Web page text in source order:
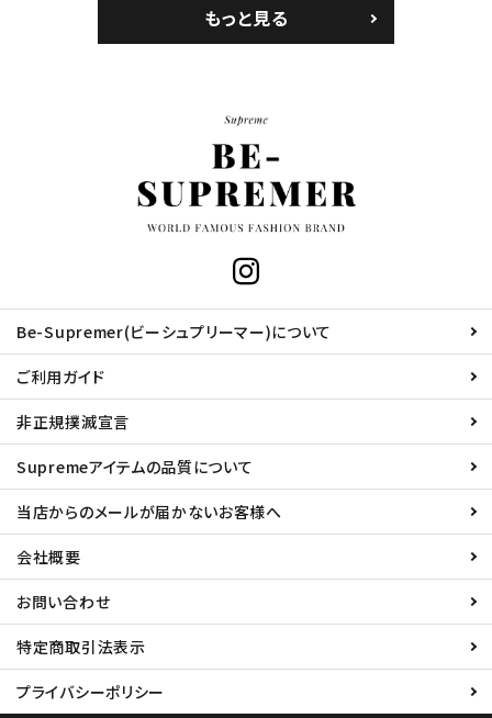
もっと見る
Be-Supremer(ビーシュプリーマー)について
ご利用ガイド
非正規撲滅宣言
Supremeアイテムの品質について
当店からのメールが届かないお客様へ
会社概要
お問い合わせ
特定商取引法表示
プライバシーポリシー